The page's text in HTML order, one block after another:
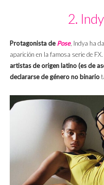
2.
Protagonista dePose, Indya ha
aparición en la famosa serie de FX.
artistas de origen latino (es de
declararse de género no binario